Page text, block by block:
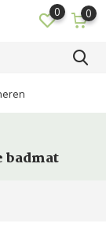
0 0
badmat